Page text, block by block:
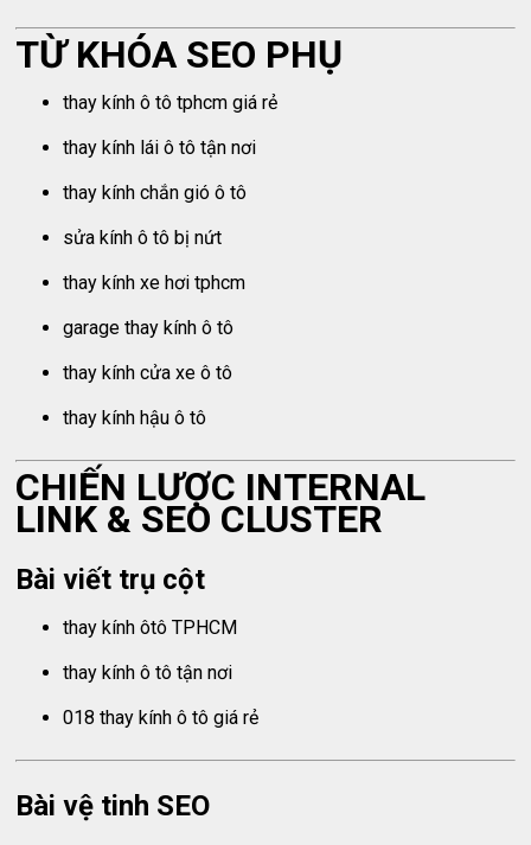
TỪ KHÓA SEO PHỤ
thay kính ô tô tphcm giá rẻ
thay kính lái ô tô tận nơi
thay kính chắn gió ô tô
sửa kính ô tô bị nứt
thay kính xe hơi tphcm
garage thay kính ô tô
thay kính cửa xe ô tô
thay kính hậu ô tô
CHIẾN LƯỢC INTERNAL
LINK & SEO CLUSTER
Bài viết trụ cột
thay kính ôtô TPHCM
thay kính ô tô tận nơi
018 thay kính ô tô giá rẻ
Bài vệ tinh SEO